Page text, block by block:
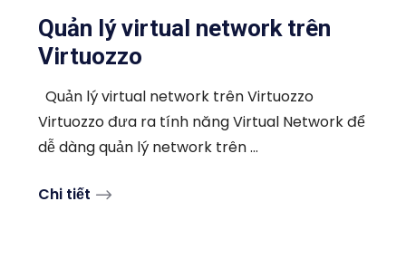
Quản lý virtual network trên
Virtuozzo
Quản lý virtual network trên Virtuozzo
Virtuozzo đưa ra tính năng Virtual Network để
dễ dàng quản lý network trên ...
Chi tiết